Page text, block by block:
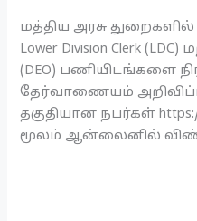
மத்திய அரசு
Lower Division Clerk (LDC)
(DEO) பணியிடங்களை
தேர்வாணையம்
தகுதியான நபர்கள்
மூலம் ஆன்லைனில்